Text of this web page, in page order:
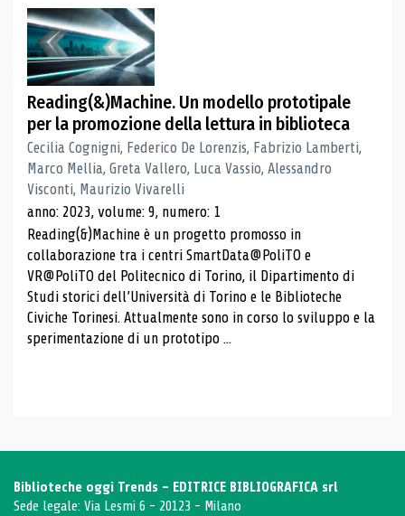
Reading(&)Machine. Un modello prototipale
per la promozione della lettura in biblioteca
Cecilia Cognigni, Federico De Lorenzis, Fabrizio Lamberti,
Marco Mellia, Greta Vallero, Luca Vassio, Alessandro
Visconti, Maurizio Vivarelli
anno: 2023, volume: 9, numero: 1
Reading(&)Machine è un progetto promosso in
collaborazione tra i centri SmartData@PoliTO e
VR@PoliTO del Politecnico di Torino, il Dipartimento di
Studi storici dell’Università di Torino e le Biblioteche
Civiche Torinesi. Attualmente sono in corso lo sviluppo e la
sperimentazione di un prototipo ...
Biblioteche oggi Trends - EDITRICE BIBLIOGRAFICA srl
Sede legale: Via Lesmi 6 - 20123 - Milano